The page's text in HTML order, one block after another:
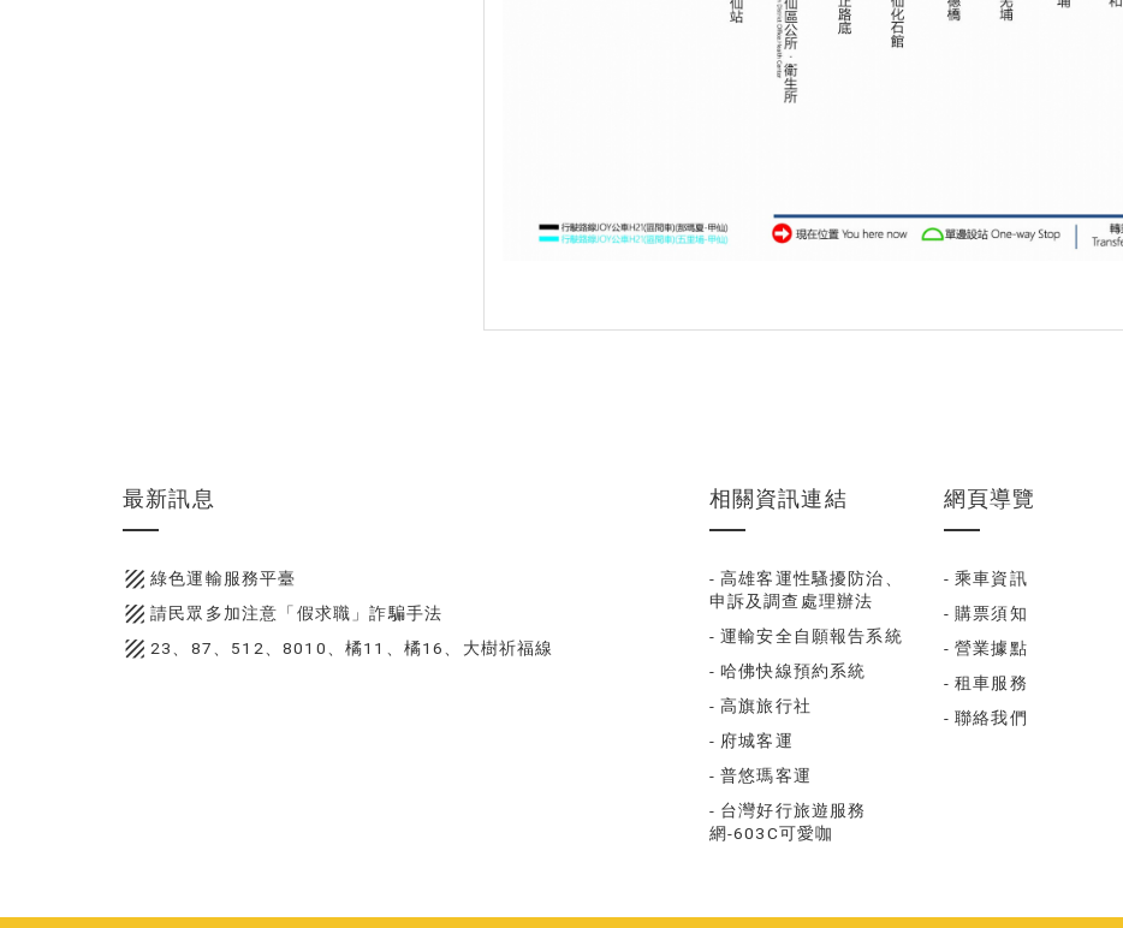
最新訊息
texture 綠色運輸服務平臺
texture 請民眾多加注意「假求職」詐騙手法
texture 23、87、512、8010、橘11、橘16、大樹祈福線
相關資訊連結
- 高雄客運性騷擾防治、
申訴及調查處理辦法
- 運輸安全自願報告系統
- 哈佛快線預約系統
- 高旗旅行社
- 府城客運
- 普悠瑪客運
- 台灣好行旅遊服務
網-603C可愛咖
網頁導覽
- 乘車資訊
- 購票須知
- 營業據點
- 租車服務
- 聯絡我們